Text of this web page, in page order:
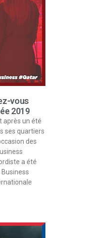
vous
2019
après un été
ses quartiers
des
a été